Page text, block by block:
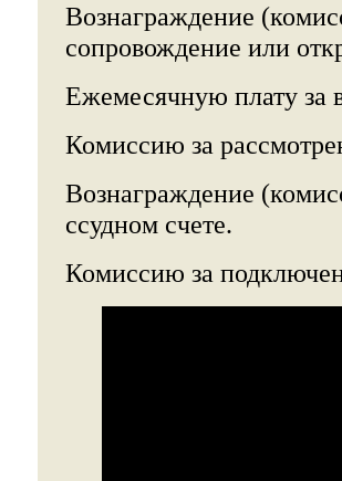
Вознаграждение
сопровождение или
Ежемесячную плату за
Комиссию за
Вознаграждение
ссудном счете.
Комиссию за